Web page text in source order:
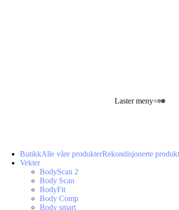
Laster meny
ButikkAlle våre produkterRekondisjonerte
Vekter
BodyScan 2
Body Scan
BodyFit
Body Comp
Body smart